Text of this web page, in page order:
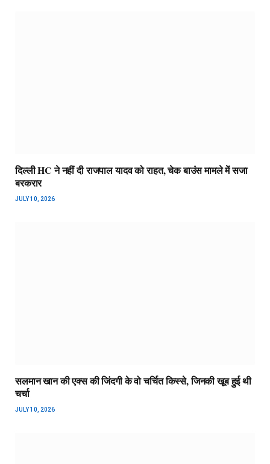
दिल्ली HC ने नहीं दी राजपाल यादव को राहत, चेक बाउंस मामले में सजा
बरकरार
JULY 10, 2026
सलमान खान की एक्स की जिंदगी के वो चर्चित किस्से, जिनकी खूब हुई थी
चर्चा
JULY 10, 2026